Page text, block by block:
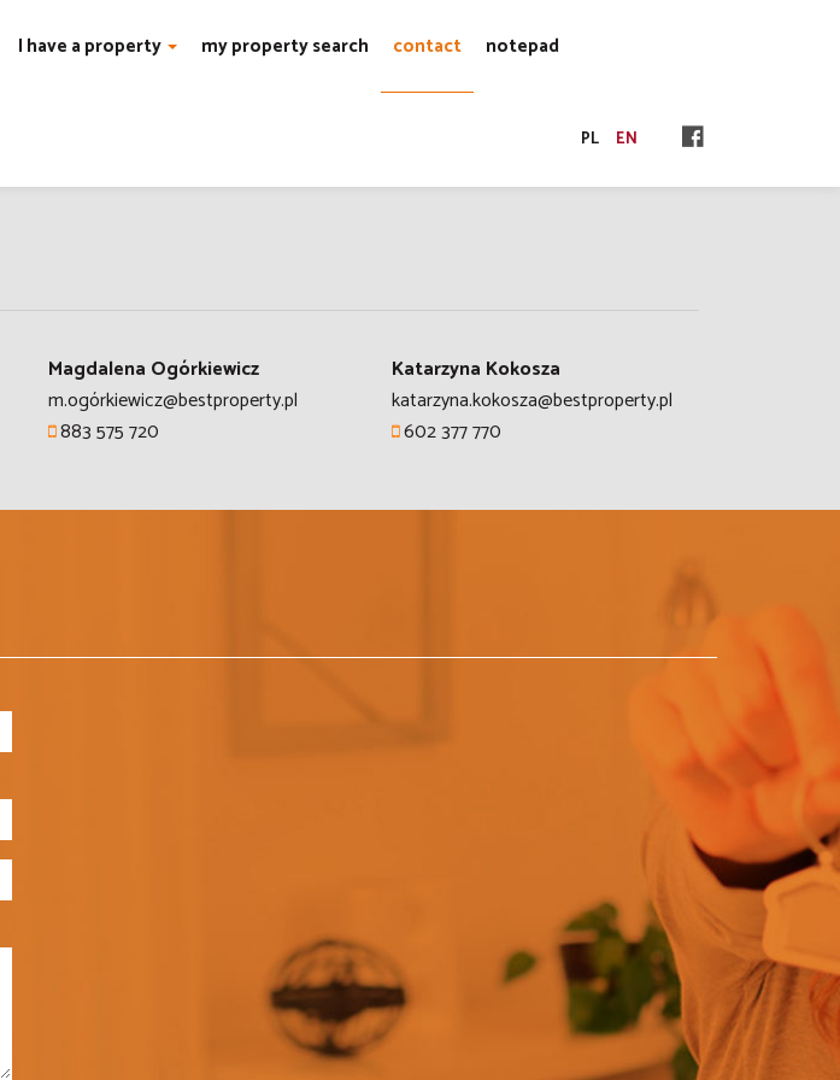
I have a property my property search contact notepad
PL EN
Magdalena Ogórkiewicz
m.ogórkiewicz@bestproperty.pl
883 575 720
Katarzyna Kokosza
katarzyna.kokosza@bestproperty.pl
602 377 770